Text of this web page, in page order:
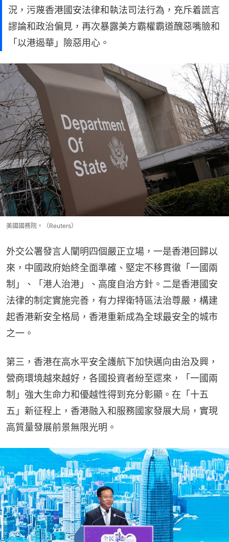
況，污蔑香港國安法律和執法司法行為，充斥着謊言
謬論和政治偏見，再次暴露美方霸權霸道醜惡嘴臉和
「以港遏華」險惡用心。
美國國務院。（Reuters）
外交公署發言人闡明四個嚴正立場，一是香港回歸以
來，中國政府始終全面準確、堅定不移貫徹「一國兩
制」、「港人治港」、高度自治方針。二是香港國安
法律的制定實施完善，有力捍衛特區法治尊嚴，構建
起香港新安全格局，香港重新成為全球最安全的城市
之一。
第三，香港在高水平安全護航下加快邁向由治及興，
營商環境越來越好，各國投資者紛至遝來，「一國兩
制」強大生命力和優越性得到充分彰顯。在「十五
五」新征程上，香港融入和服務國家發展大局，實現
高質量發展前景無限光明。